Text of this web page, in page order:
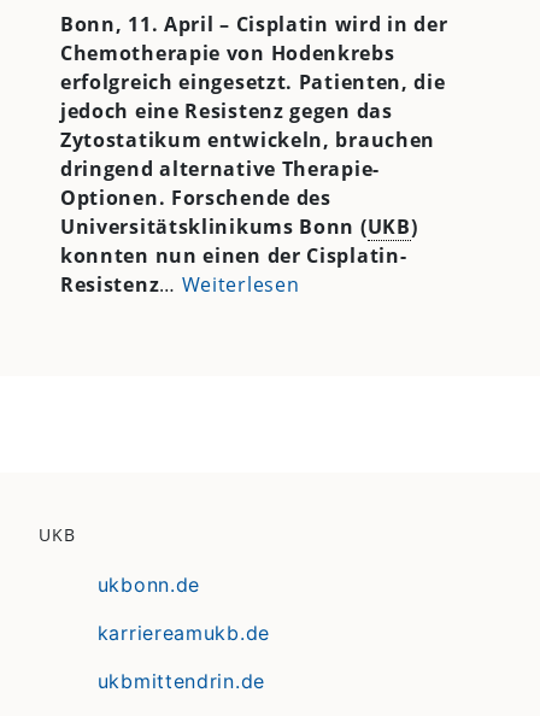
Bonn, 11. April – Cisplatin wird in der
Chemotherapie von Hodenkrebs
erfolgreich eingesetzt. Patienten, die
jedoch eine Resistenz gegen das
Zytostatikum entwickeln, brauchen
dringend alternative Therapie-
Optionen. Forschende des
Universitätsklinikums Bonn (UKB)
konnten nun einen der Cisplatin-
Resistenz… Weiterlesen
UKB
ukbonn.de
karriereamukb.de
ukbmittendrin.de